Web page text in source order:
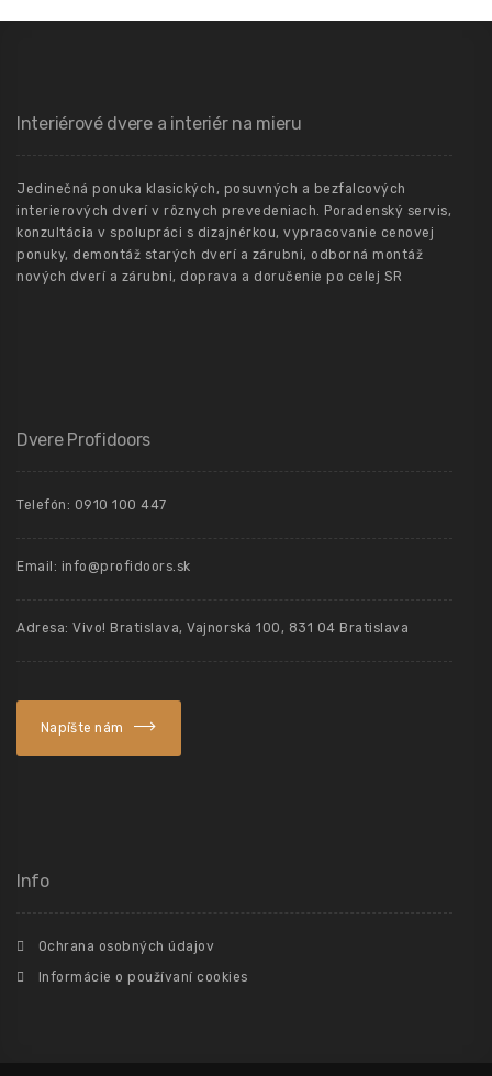
Interiérové dvere a interiér na mieru
Jedinečná ponuka klasických, posuvných a bezfalcových
interierových dverí v rôznych prevedeniach. Poradenský servis,
konzultácia v spolupráci s dizajnérkou, vypracovanie cenovej
ponuky, demontáž starých dverí a zárubni, odborná montáž
nových dverí a zárubni, doprava a doručenie po celej SR
Dvere Profidoors
Telefón: 0910 100 447
Email: info@profidoors.sk
Adresa: Vivo! Bratislava, Vajnorská 100, 831 04 Bratislava
Napíšte nám
Info
Ochrana osobných údajov
Informácie o používaní cookies